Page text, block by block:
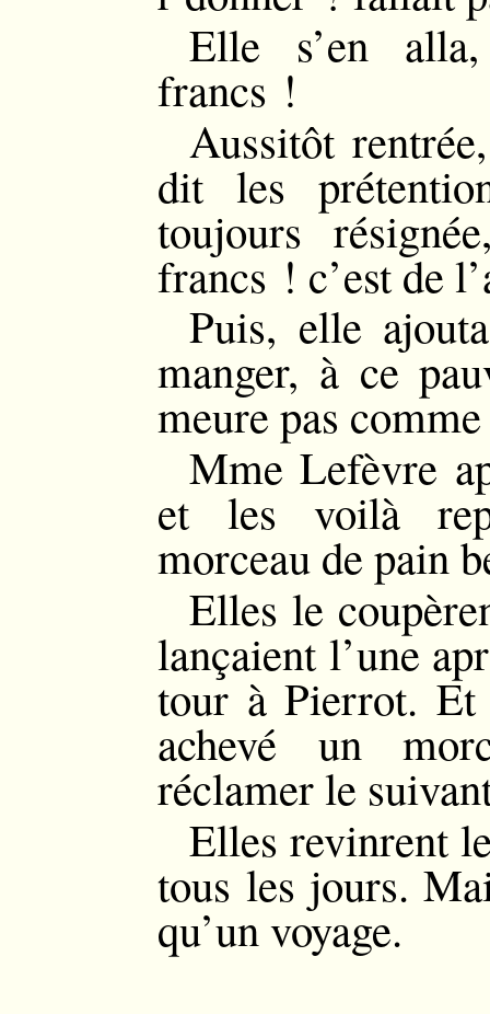
Elle s’en
francs !
Aussitôt
dit les
toujours
francs ! c’est de
Puis, elle
manger, à ce
meure pas
Mme Lefèvre
et les voilà
morceau de pain
Elles le
lançaient l’une
tour à Pierrot.
achevé un
réclamer le
Elles revinrent
tous les jours.
qu’un voyage.